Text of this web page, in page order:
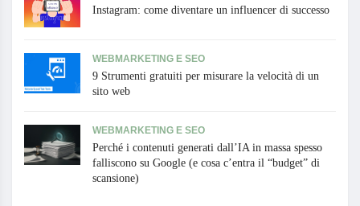
Instagram: come diventare un influencer di successo
WEBMARKETING E SEO
9 Strumenti gratuiti per misurare la velocità di un
sito web
WEBMARKETING E SEO
Perché i contenuti generati dall’IA in massa spesso
falliscono su Google (e cosa c’entra il “budget” di
scansione)